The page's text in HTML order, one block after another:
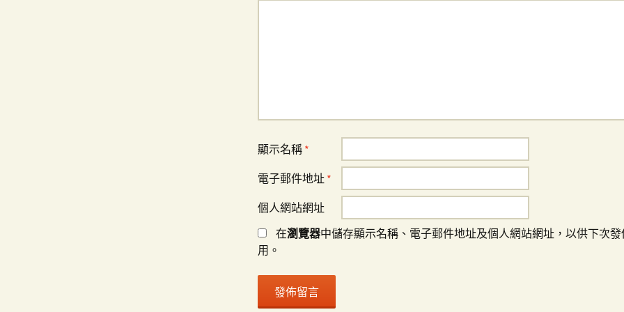
顯示名稱 *
電子郵件地址 *
個人網站網址
在瀏覽器中儲存顯示名稱、電子郵件地址及個人網站網址，以供下次
用。